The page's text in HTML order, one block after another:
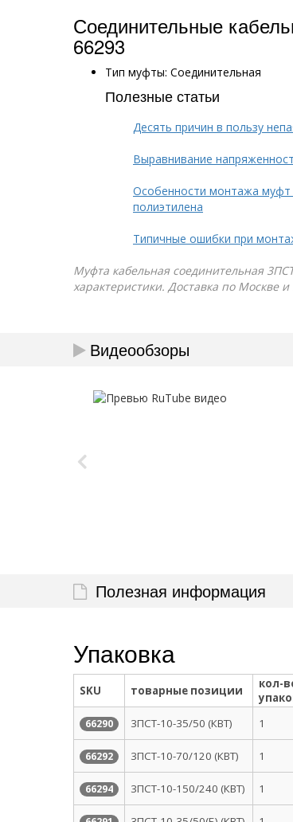
Соединительные
66293
Тип муфты: Соединительная
Полезные статьи
Десять причин в пользу
Выравнивание
Особенности монтажа муфт
полиэтилена
Типичные ошибки при
Муфта кабельная соединительная
характеристики. Доставка по Москве и
Видеообзоры
Полезная информация
Упаковка
SKU товарные позиции
кол-
66290 3ПСТ-10-35/50 (КВТ) 1
66292 3ПСТ-10-70/120 (КВТ) 1
66294 3ПСТ-10-150/240 (КВТ) 1